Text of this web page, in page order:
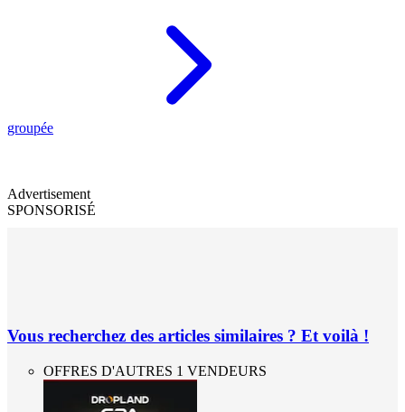
groupée
Advertisement
SPONSORISÉ
Vous recherchez des articles similaires ? Et voilà !
OFFRES D'AUTRES 1 VENDEURS